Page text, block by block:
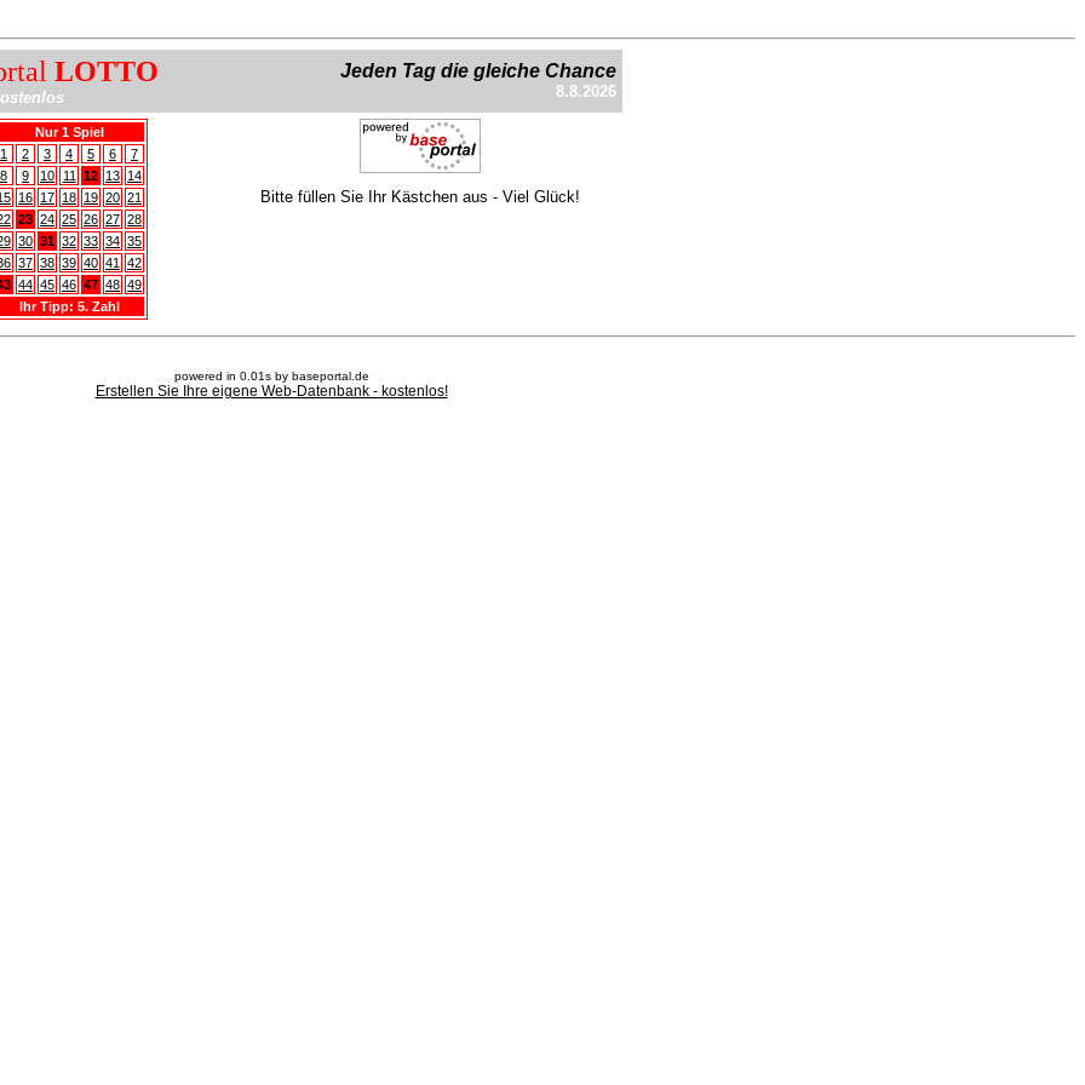
LOTTO Jeden Tag die gleiche Chance
8.8.2026
Nur 1 Spiel
1
2 3 4 5 6
7
8
9 10 11 12 13 14
16 17 18 19 20 21
23 24 25 26 27 28
30 31 32 33 34 35
37 38 39 40 41
42
44 45 46 47 48 49
Ihr Tipp: 5. Zahl
Bitte füllen Sie Ihr Kästchen aus - Viel Glück!
powered in 0.01s by baseportal.de
Erstellen Sie Ihre eigene Web-Datenbank - kostenlos!